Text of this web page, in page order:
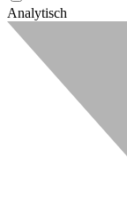
Analytisch